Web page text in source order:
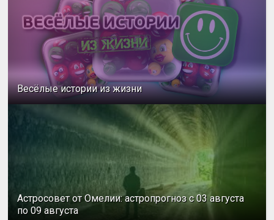
Весёлые истории из жизни
Астросовет от Омелии: астропрогноз с 03 августа
по 09 августа